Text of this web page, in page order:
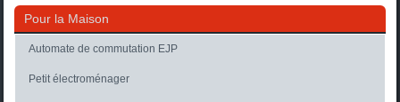
Pour la Maison
Automate de commutation EJP
Petit électroménager